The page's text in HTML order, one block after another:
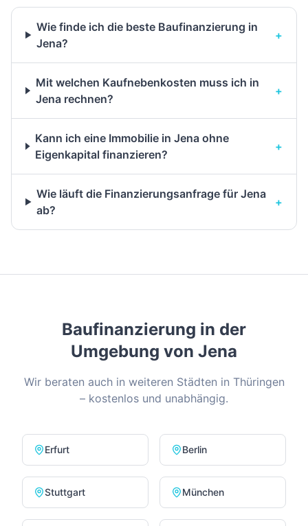
Wie finde ich die beste Baufinanzierung in
Jena?
+
Mit welchen Kaufnebenkosten muss ich in
Jena rechnen?
+
Kann ich eine Immobilie in Jena ohne
Eigenkapital finanzieren?
+
Wie läuft die Finanzierungsanfrage für Jena
ab?
+
Baufinanzierung in der
Umgebung von Jena
Wir beraten auch in weiteren Städten in Thüringen
– kostenlos und unabhängig.
Erfurt Berlin
Stuttgart München